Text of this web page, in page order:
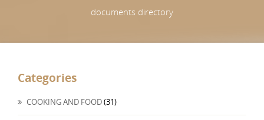
documents directory
Categories
COOKING AND FOOD(31)